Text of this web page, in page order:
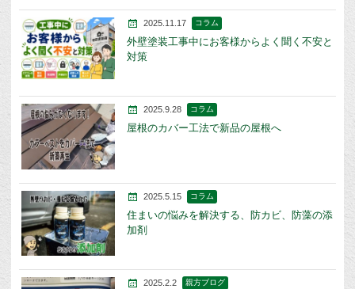
2025.11.17 コラム
外壁塗装工事中にお客様からよく聞く不安と
対策
2025.9.28 コラム
屋根のカバー工法で新品の屋根へ
2025.5.15 コラム
住まいの悩みを解決する、防カビ、防藻の添
加剤
2025.2.2 親方ブログ